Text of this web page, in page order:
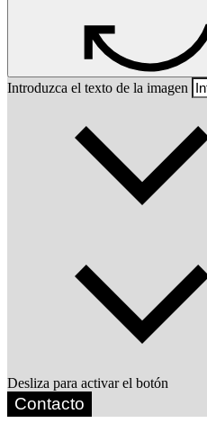
Introduzca el texto de la imagen
Desliza para activar el botón
Contacto